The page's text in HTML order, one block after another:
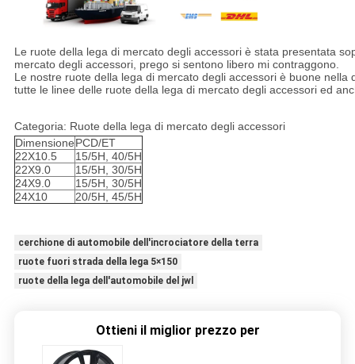
Le ruote della lega di mercato degli accessori è stata presentata
mercato degli accessori, prego si sentono libero mi contraggono.
Le nostre ruote della lega di mercato degli accessori è buone
tutte le linee delle ruote della lega di mercato degli accessori ed
Categoria: Ruote della lega di mercato degli accessori
DimensionePCD/ET
22X10.5
15/5H, 40/5H
22X9.0
15/5H, 30/5H
24X9.0
15/5H, 30/5H
24X10
20/5H, 45/5H
cerchione di automobile dell'incrociatore della terra
ruote fuori strada della lega 5×150
ruote della lega dell'automobile del jwl
Ottieni il miglior prezzo per